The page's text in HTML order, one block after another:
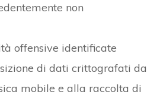
non
offensive identificate
di dati crittografati da
mobile e alla raccolta di